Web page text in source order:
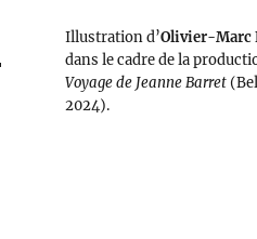
Illustration d’Olivier-Marc
dans le cadre de la
Voyage de Jeanne Barret
2024).